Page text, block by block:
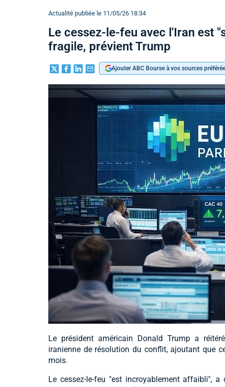
Actualité publiée le 11/05/26 18:34
Le cessez-le-feu avec l'Iran est
fragile, prévient Trump
Ajouter ABC Bourse à vos sources
Le président américain Donald Trump a
iranienne de résolution du conflit, ajoutant que
mois.
Le cessez-le-feu "est incroyablement affaibli",